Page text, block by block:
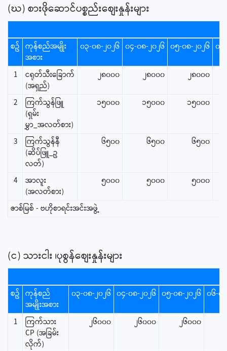
(ဃ) စားဖိုဆောင်ပစ္စည်းစျေးနှုန်းများ
စဥ် ကုန်စည်အမျိုး
အစား
၀၃-၀၈-၂၀၂၆ ၀၄-၀၈-၂၀၂၆ ၀၅-၀၈-၂၀၂၆ ၀၆
1
ငရုတ်သီးခြောက်
(အရှည်)
၂၈၀၀၀ ၂၈၀၀၀ ၂၈၀၀၀
2
ကြက်သွန်ဖြူ
(ရှမ်း
မွှာ_အလတ်စား)
၁၅၀၀၀ ၁၅၀၀၀ ၁၅၀၀၀
3
ကြက်သွန်နီ
(ဆိပ်ဖြူ_ဥ
လတ်)
၆၅၀၀ ၆၅၀၀ ၆၅၀၀
4
အာလူး
(အလတ်စား)
၅၀၀၀ ၅၀၀၀ ၅၀၀၀
ဇာစ်မြစ် - ဗဟိုစာရင်းအင်းအဖွဲ့
(င) သားငါး ၊ပုစွန်စျေးနှုန်းများ
စဥ် ကုန်စည်
အမျိုးအစား
၀၃-၀၈-၂၀၂၆ ၀၄-၀၈-၂၀၂၆ ၀၅-၀၈-၂၀၂၆ ၀၆-၀
1
ကြက်သား
CP (အခြမ်း
လိုက်)
၂၆၀၀၀ ၂၆၀၀၀ ၂၆၀၀၀